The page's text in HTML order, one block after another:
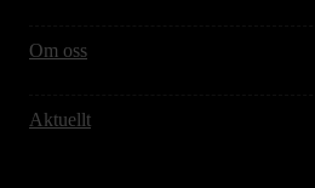
Om oss
Aktuellt